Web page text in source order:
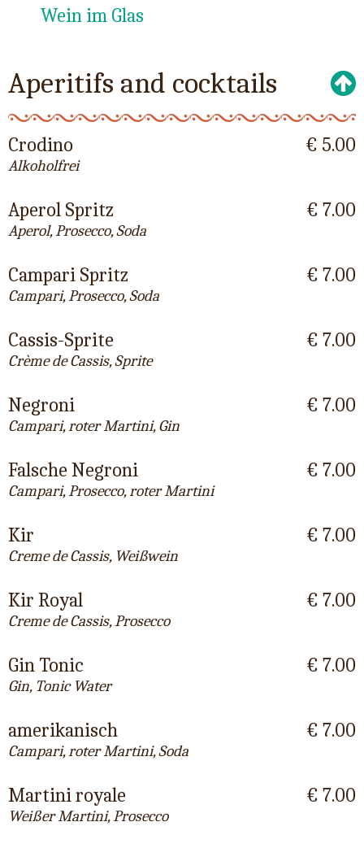
Wein im Glas
Aperitifs and cocktails
Crodino
Alkoholfrei
€ 5.00
Aperol Spritz
Aperol, Prosecco, Soda
€ 7.00
Campari Spritz
Campari, Prosecco, Soda
€ 7.00
Cassis-Sprite
Crème de Cassis, Sprite
€ 7.00
Negroni
Campari, roter Martini, Gin
€ 7.00
Falsche Negroni
Campari, Prosecco, roter Martini
€ 7.00
Kir
Creme de Cassis, Weißwein
€ 7.00
Kir Royal
Creme de Cassis, Prosecco
€ 7.00
Gin Tonic
Gin, Tonic Water
€ 7.00
amerikanisch
Campari, roter Martini, Soda
€ 7.00
Martini royale
Weißer Martini, Prosecco
€ 7.00